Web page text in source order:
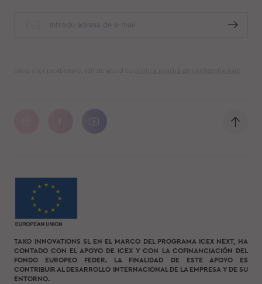
Dând click pe Abonare, ești de acord cu politica noastră de confidențialitate
TAKO INNOVATIONS SL EN EL MARCO DEL PROGRAMA ICEX NEXT, HA
CONTADO CON EL APOYO DE ICEX Y CON LA COFINANCIACIÓN DEL
FONDO EUROPEO FEDER. LA FINALIDAD DE ESTE APOYO ES
CONTRIBUIR AL DESARROLLO INTERNACIONAL DE LA EMPRESA Y DE SU
ENTORNO.